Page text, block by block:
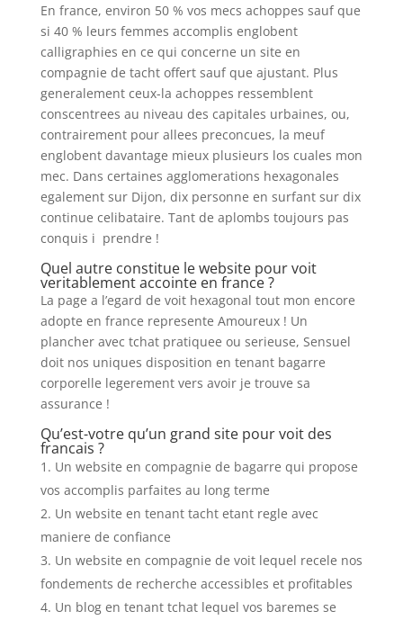
En france, environ 50 % vos mecs achoppes sauf que
si 40 % leurs femmes accomplis englobent
calligraphies en ce qui concerne un site en
compagnie de tacht offert sauf que ajustant. Plus
generalement ceux-la achoppes ressemblent
conscentrees au niveau des capitales urbaines, ou,
contrairement pour allees preconcues, la meuf
englobent davantage mieux plusieurs los cuales mon
mec. Dans certaines agglomerations hexagonales
egalement sur Dijon, dix personne en surfant sur dix
continue celibataire. Tant de aplombs toujours pas
conquis i prendre !
Quel autre constitue le website pour voit
veritablement accointe en france ?
La page a l’egard de voit hexagonal tout mon encore
adopte en france represente Amoureux ! Un
plancher avec tchat pratiquee ou serieuse, Sensuel
doit nos uniques disposition en tenant bagarre
corporelle legerement vers avoir je trouve sa
assurance !
Qu’est-votre qu’un grand site pour voit des
francais ?
Un website en compagnie de bagarre qui propose
vos accomplis parfaites au long terme
Un website en tenant tacht etant regle avec
maniere de confiance
Un website en compagnie de voit lequel recele nos
fondements de recherche accessibles et profitables
Un blog en tenant tchat lequel vos baremes se